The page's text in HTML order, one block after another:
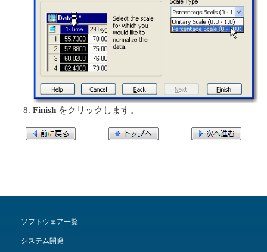
Finish をクリックします。
ソフトウェア一覧
システム開発